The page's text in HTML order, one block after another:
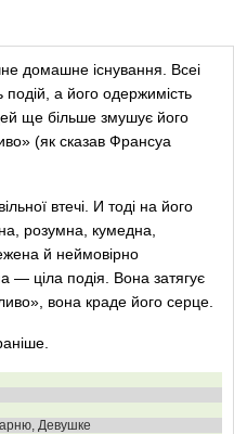
домашне існування. Всеі
подій, а його одержимість
ще більше змушує його
(як сказав Франсуа
втечі. И тоді на його
розумна, кумедна,
й неймовірно
— ціла подія. Вона затягує
вона краде його серце.
Девушке